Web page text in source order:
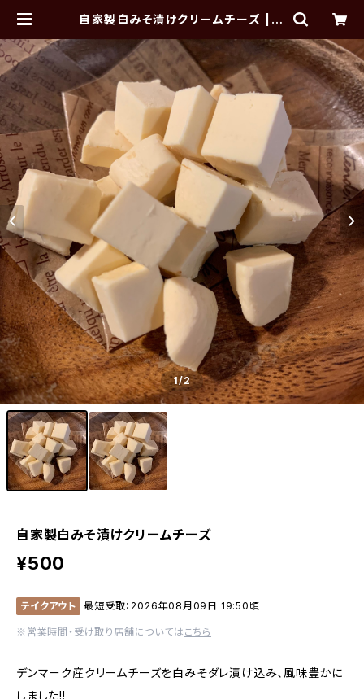
自家製白みそ漬けクリームチーズ | A
1/2
自家製白みそ漬けクリームチーズ
¥500
テイクアウト 最短受取：2026年08月09日 19:50頃
※営業時間・受け取り店舗については こちら
デンマーク産クリームチーズを白みそダレ漬け込み、風味豊かに
しました!!